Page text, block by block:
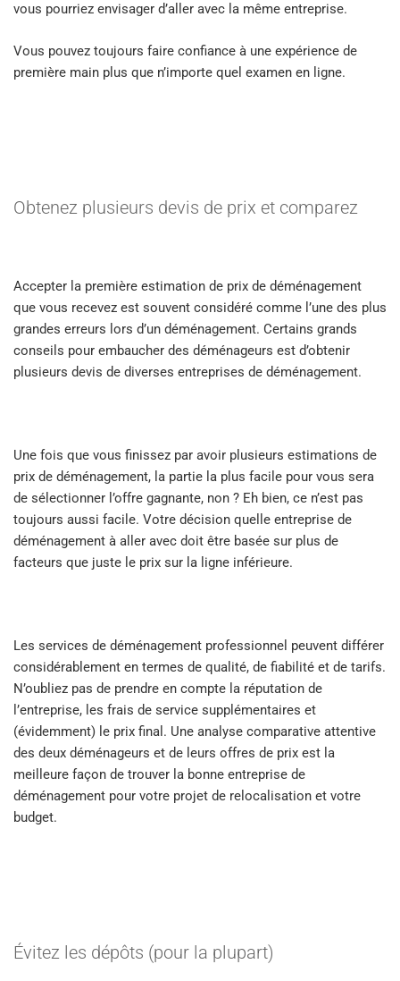
vous pourriez envisager d’aller avec la même entreprise.
Vous pouvez toujours faire confiance à une expérience de
première main plus que n’importe quel examen en ligne.
Obtenez plusieurs devis de prix et comparez
Accepter la première estimation de prix de déménagement
que vous recevez est souvent considéré comme l’une des plus
grandes erreurs lors d’un déménagement. Certains grands
conseils pour embaucher des déménageurs est d’obtenir
plusieurs devis de diverses entreprises de déménagement.
Une fois que vous finissez par avoir plusieurs estimations de
prix de déménagement, la partie la plus facile pour vous sera
de sélectionner l’offre gagnante, non ? Eh bien, ce n’est pas
toujours aussi facile. Votre décision quelle entreprise de
déménagement à aller avec doit être basée sur plus de
facteurs que juste le prix sur la ligne inférieure.
Les services de déménagement professionnel peuvent différer
considérablement en termes de qualité, de fiabilité et de tarifs.
N’oubliez pas de prendre en compte la réputation de
l’entreprise, les frais de service supplémentaires et
(évidemment) le prix final. Une analyse comparative attentive
des deux déménageurs et de leurs offres de prix est la
meilleure façon de trouver la bonne entreprise de
déménagement pour votre projet de relocalisation et votre
budget.
Évitez les dépôts (pour la plupart)